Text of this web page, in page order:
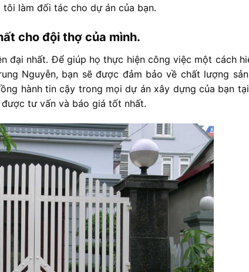
làm đối tác cho dự án của bạn.
cho đội thợ của mình.
đại nhất. Để giúp họ thực hiện công việc một cách
Nguyễn, bạn sẽ được đảm bảo về chất lượng
hành tin cậy trong mọi dự án xây dựng của bạn
tư vấn và báo giá tốt nhất.